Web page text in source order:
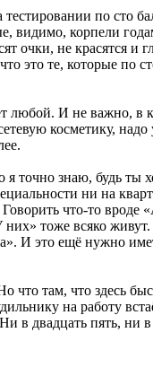
по сто
видимо, корпели
очки, не красятся и
это те, которые по
любой. И не важно, в
косметику,
знаю, будь ты
ни на
что-то
тоже всяко
И это ещё нужно
там, что здесь
на работу
в двадцать пять, ни